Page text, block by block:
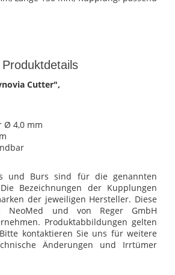
Produktdetails
Cutter",
Ø 4,0 mm
und Burs sind für die genannten
Bezeichnungen der Kupplungen
der jeweiligen Hersteller. Diese
NeoMed und von Reger GmbH
Produktabbildungen gelten
kontaktieren Sie uns für weitere
Änderungen und Irrtümer